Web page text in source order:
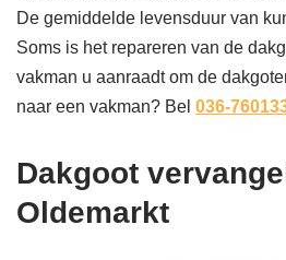
De gemiddelde levensduur van
Soms is het repareren van de
vakman u aanraadt om de
naar een vakman? Bel 036-
Dakgoot
Oldemarkt